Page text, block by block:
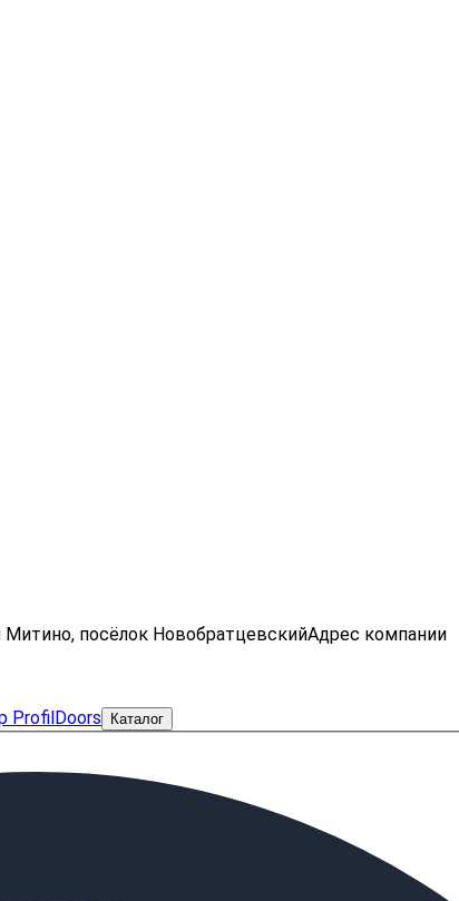
Митино, посёлок НовобратцевскийАдрес компании
Каталог